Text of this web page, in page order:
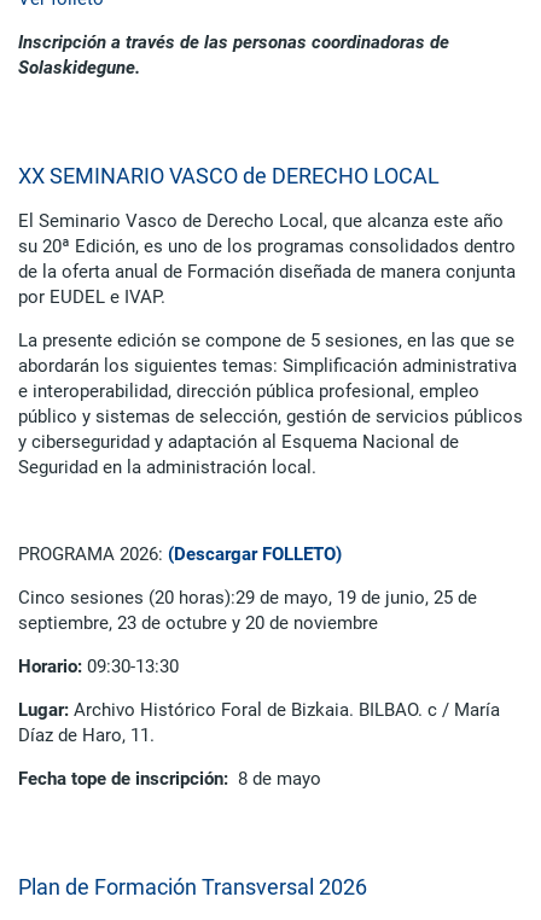
Inscripción a través de las personas coordinadoras de
Solaskidegune.
XX SEMINARIO VASCO de DERECHO LOCAL
El Seminario Vasco de Derecho Local, que alcanza este año
su 20ª Edición, es uno de los programas consolidados dentro
de la oferta anual de Formación diseñada de manera conjunta
por EUDEL e IVAP.
La presente edición se compone de 5 sesiones, en las que se
abordarán los siguientes temas: Simplificación administrativa
e interoperabilidad, dirección pública profesional, empleo
público y sistemas de selección, gestión de servicios públicos
y ciberseguridad y adaptación al Esquema Nacional de
Seguridad en la administración local.
PROGRAMA 2026: (Descargar FOLLETO)
Cinco sesiones (20 horas):29 de mayo, 19 de junio, 25 de
septiembre, 23 de octubre y 20 de noviembre
Horario: 09:30-13:30
Lugar: Archivo Histórico Foral de Bizkaia. BILBAO. c / María
Díaz de Haro, 11.
Fecha tope de inscripción: 8 de mayo
Plan de Formación Transversal 2026